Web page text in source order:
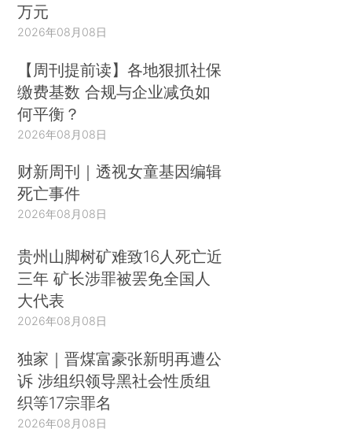
万元
2026年08月08日
【周刊提前读】各地狠抓社保
缴费基数 合规与企业减负如
何平衡？
2026年08月08日
财新周刊｜透视女童基因编辑
死亡事件
2026年08月08日
贵州山脚树矿难致16人死亡近
三年 矿长涉罪被罢免全国人
大代表
2026年08月08日
独家｜晋煤富豪张新明再遭公
诉 涉组织领导黑社会性质组
织等17宗罪名
2026年08月08日